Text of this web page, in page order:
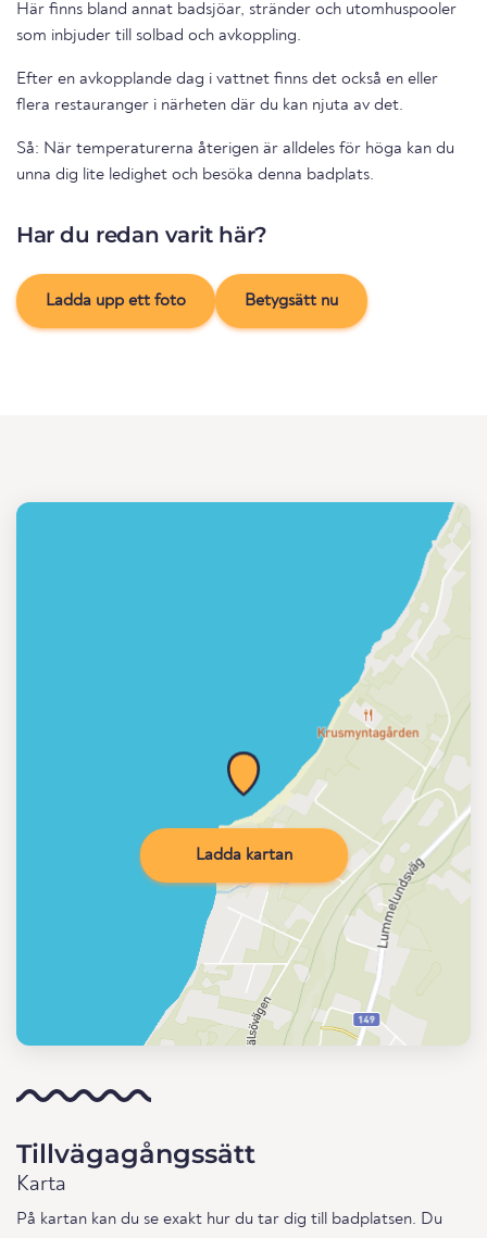
Här finns bland annat badsjöar, stränder och utomhuspooler
som inbjuder till solbad och avkoppling.
Efter en avkopplande dag i vattnet finns det också en eller
flera restauranger i närheten där du kan njuta av det.
Så: När temperaturerna återigen är alldeles för höga kan du
unna dig lite ledighet och besöka denna badplats.
Har du redan varit här?
Ladda upp ett foto Betygsätt nu
Ladda kartan
Tillvägagångssätt
Karta
På kartan kan du se exakt hur du tar dig till badplatsen. Du